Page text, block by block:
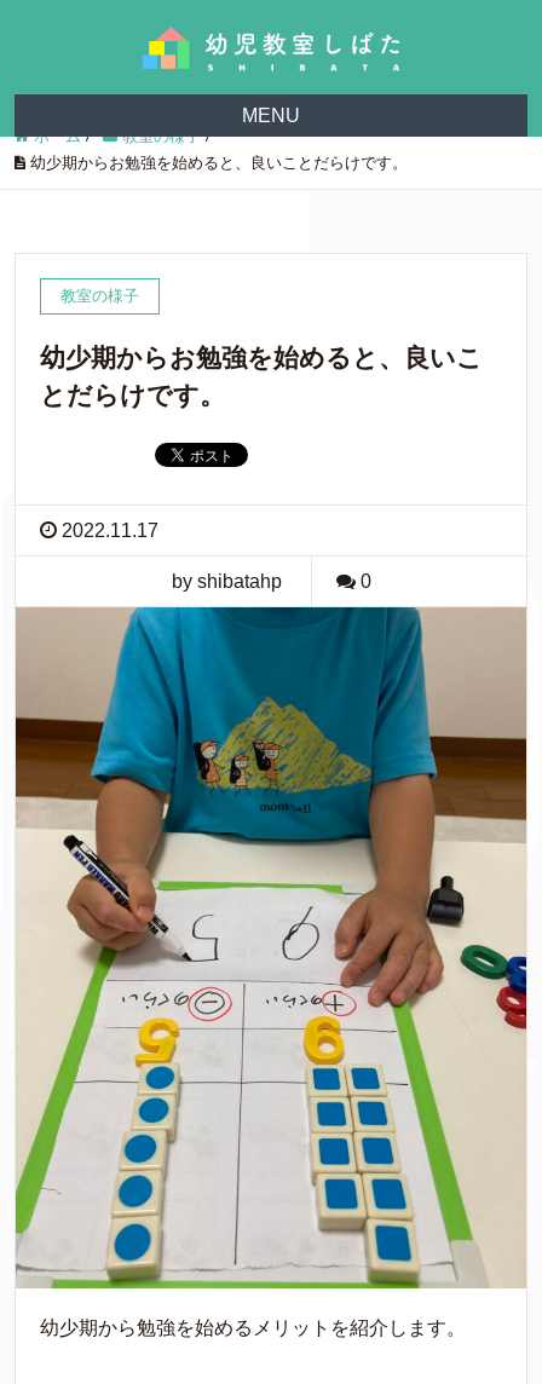
MENU
ホーム/ 教室の様子/
幼少期からお勉強を始めると、良いことだらけです。
教室の様子
幼少期からお勉強を始めると、良いこ
とだらけです。
2022.11.17
by shibatahp 0
幼少期から勉強を始めるメリットを紹介します。